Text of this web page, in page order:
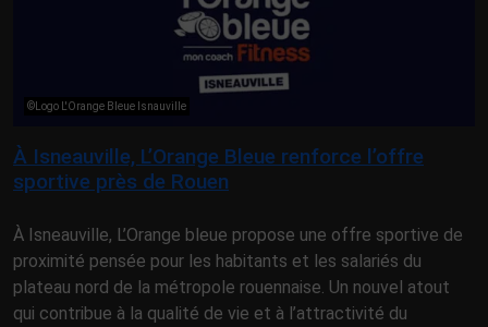
©Logo L'Orange Bleue Isnauville
À Isneauville, L’Orange Bleue renforce l’offre
sportive près de Rouen
À Isneauville, L’Orange bleue propose une offre sportive de
proximité pensée pour les habitants et les salariés du
plateau nord de la métropole rouennaise. Un nouvel atout
qui contribue à la qualité de vie et à l’attractivité du